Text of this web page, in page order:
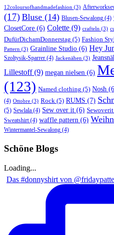
12coloursofhandmadefashion (3)
(17) Bluse (14) Blusen-Sewalong (4)
ClosetCore (6) Colette (9) crafteln (3)
DufürDichamDonnerstag (5) Fashion
Pattern (3) Grainline Studio (6) Hey
Szoltysik-Sparrer (4) Jackenähen (3)
Lillestoff(9) megan nielsen (6)
(123) Named clothing (5) Nosh
(4) Ottobre (3) Rock (5) RUMS (7)
(5) Sewlala (4) Sew over it (6) Sewoverit
Sweatshirt(4) waffle pattern (6)
Wintermantel-Sewalong (4)
Schöne Blogs
Loading...
Das #donnyshirt von